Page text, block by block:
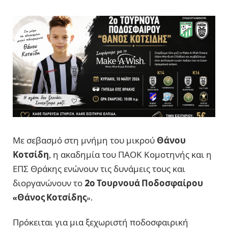
Με σεβασμό στη μνήμη του μικρού Θάνου
Κοτσίδη, η ακαδημία του ΠΑΟΚ Κομοτηνής και η
ΕΠΣ Θράκης ενώνουν τις δυνάμεις τους και
διοργανώνουν το 2ο Τουρνουά Ποδοσφαίρου
«Θάνος Κοτσίδης».
Πρόκειται για μια ξεχωριστή ποδοσφαιρική